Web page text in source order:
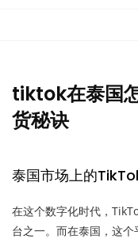
tiktok在泰国
货秘诀
泰国市场上的
在这个数字化时代，
台之一。而在泰国，这